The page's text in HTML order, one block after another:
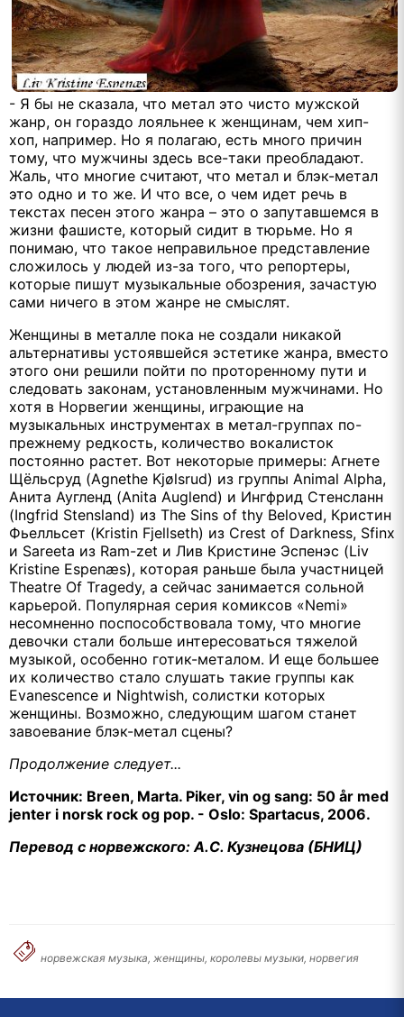
- Я бы не сказала, что метал это чисто мужской
жанр, он гораздо лояльнее к женщинам, чем хип-
хоп, например. Но я полагаю, есть много причин
тому, что мужчины здесь все-таки преобладают.
Жаль, что многие считают, что метал и блэк-метал
это одно и то же. И что все, о чем идет речь в
текстах песен этого жанра – это о запутавшемся в
жизни фашисте, который сидит в тюрьме. Но я
понимаю, что такое неправильное представление
сложилось у людей из-за того, что репортеры,
которые пишут музыкальные обозрения, зачастую
сами ничего в этом жанре не смыслят.
Женщины в металле пока не создали никакой
альтернативы устоявшейся эстетике жанра, вместо
этого они решили пойти по проторенному пути и
следовать законам, установленным мужчинами. Но
хотя в Норвегии женщины, играющие на
музыкальных инструментах в метал-группах по-
прежнему редкость, количество вокалисток
постоянно растет. Вот некоторые примеры: Агнете
Щёльсруд (Agnethe Kjølsrud) из группы Animal Alpha,
Анита Аугленд (Anita Auglend) и Ингфрид Стенсланн
(Ingfrid Stensland) из The Sins of thy Beloved, Кристин
Фьелльсет (Kristin Fjellseth) из Crest of Darkness, Sfinx
и Sareeta из Ram-zet и Лив Кристине Эспенэс (Liv
Kristine Espenæs), которая раньше была участницей
Theatre Of Tragedy, а сейчас занимается сольной
карьерой. Популярная серия комиксов «Nemi»
несомненно поспособствовала тому, что многие
девочки стали больше интересоваться тяжелой
музыкой, особенно готик-металом. И еще большее
их количество стало слушать такие группы как
Evanescence и Nightwish, солистки которых
женщины. Возможно, следующим шагом станет
завоевание блэк-метал сцены?
Продолжение следует...
Источник: Breen, Marta. Piker, vin og sang: 50 år med
jenter i norsk rock og pop. - Oslo: Spartacus, 2006.
Перевод с норвежского: А.С. Кузнецова (БНИЦ)
норвежская музыка, женщины, королевы музыки, норвегия